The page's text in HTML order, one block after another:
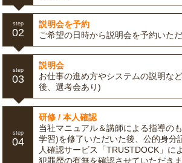
step
02
説明会を予約
ご希望の日時から説明会を予約いただ
step
03
説明会
お仕事の進め方やシステムの説明な
後、選考会あり)
step
04
研修 / 本人確認
当社マニュアル＆講師による指導の
学習)を修了いただいた後、公的身分
人確認サービス「TRUSTDOCK」に
犯罪歴の有無を確認させていただきま